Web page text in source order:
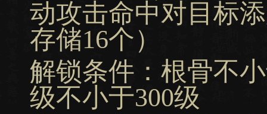
动攻击命中对目标
存储16个）
解锁条件：根骨不
级不小于300级